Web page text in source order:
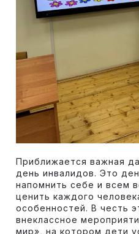
Приближается важная
день инвалидов. Это
напомнить себе и всем
ценить каждого
особенностей. В честь
внеклассное
мир», на котором дети